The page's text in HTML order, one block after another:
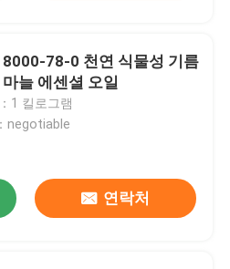
8000-78-0 천연 식물성 기름
마늘 에센셜 오일
1 킬로그램
negotiable
연락처